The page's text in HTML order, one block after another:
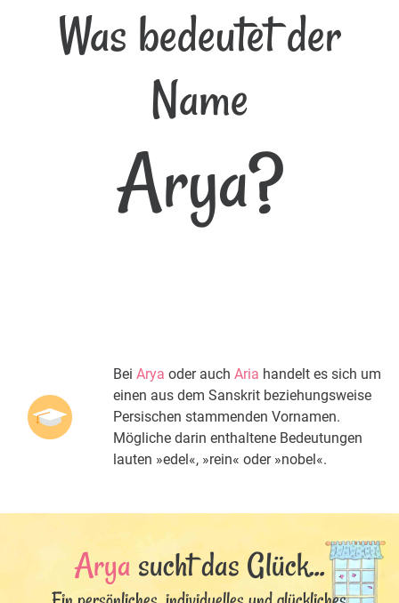
Was bedeutet der
Name
Arya?
Bei Arya oder auch Aria handelt es sich um
einen aus dem Sanskrit beziehungsweise
Persischen stammenden Vornamen.
Mögliche darin enthaltene Bedeutungen
lauten »edel«, »rein« oder »nobel«.
Arya sucht das Glück...